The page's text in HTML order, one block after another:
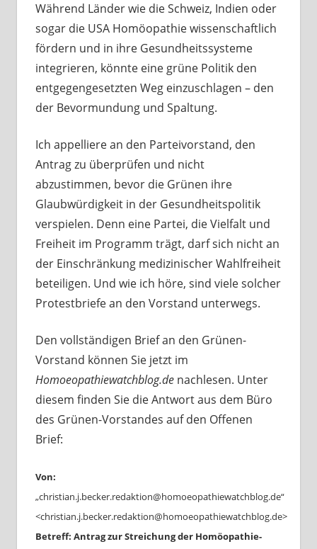
Während Länder wie die Schweiz, Indien oder
sogar die USA Homöopathie wissenschaftlich
fördern und in ihre Gesundheitssysteme
integrieren, könnte eine grüne Politik den
entgegengesetzten Weg einzuschlagen – den
der Bevormundung und Spaltung.
Ich appelliere an den Parteivorstand, den
Antrag zu überprüfen und nicht
abzustimmen, bevor die Grünen ihre
Glaubwürdigkeit in der Gesundheitspolitik
verspielen. Denn eine Partei, die Vielfalt und
Freiheit im Programm trägt, darf sich nicht an
der Einschränkung medizinischer Wahlfreiheit
beteiligen. Und wie ich höre, sind viele solcher
Protestbriefe an den Vorstand unterwegs.
Den vollständigen Brief an den Grünen-
Vorstand können Sie jetzt im
Homoeopathiewatchblog.denachlesen. Unter
diesem finden Sie die Antwort aus dem Büro
des Grünen-Vorstandes auf den Offenen
Brief:
Von:
„christian.j.becker.redaktion@homoeopathiewatchblog.de“
<christian.j.becker.redaktion@homoeopathiewatchblog.de>
Betreff: Antrag zur Streichung der Homöopathie-